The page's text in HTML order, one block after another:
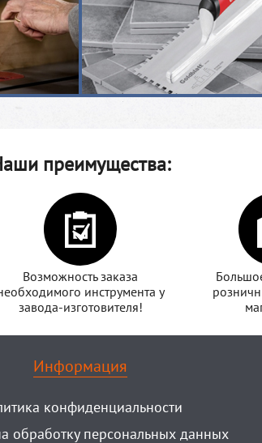
преимущества:
Возможность заказа
инструмента у
завода-изготовителя!
Информация
конфиденциальности
обработку персональных данных